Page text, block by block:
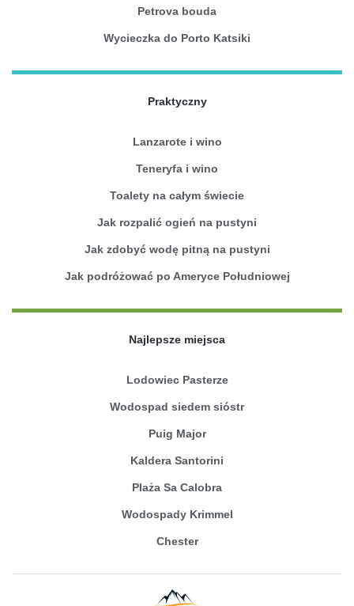
Petrova bouda
Wycieczka do Porto Katsiki
Praktyczny
Lanzarote i wino
Teneryfa i wino
Toalety na całym świecie
Jak rozpalić ogień na pustyni
Jak zdobyć wodę pitną na pustyni
Jak podróżować po Ameryce Południowej
Najlepsze miejsca
Lodowiec Pasterze
Wodospad siedem sióstr
Puig Major
Kaldera Santorini
Plaża Sa Calobra
Wodospady Krimmel
Chester